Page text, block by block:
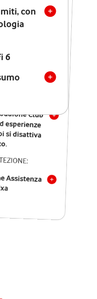
con
6
limiti, con
tecnologia
con Wi-Fi 7
verso
e mobili
Club
esperienze
si disattiva
Assistenza